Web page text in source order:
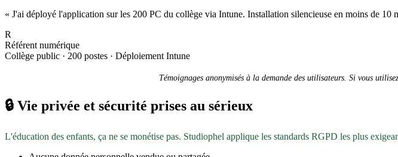
« J'ai déployé l'application sur les 200 PC du collège via Intune. Installation silencieuse en moins de 10
R
Référent numérique
Collège public · 200 postes · Déploiement Intune
Témoignages anonymisés à la demande des utilisateurs. Si vous
🔒 Vie privée et sécurité prises au sérieux
L'éducation des enfants, ça ne se monétise pas. Studiophel applique les standards RGPD les plus